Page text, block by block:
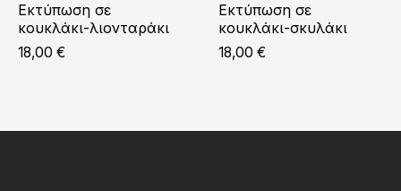
Εκτύπωση σε
κουκλάκι-λιονταράκι
18,00 €
Εκτύπωση σε
κουκλάκι-σκυλάκι
18,00 €